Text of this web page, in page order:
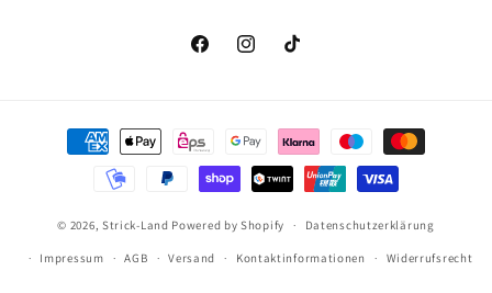
FacebookInstagramTikTok
Zahlungsmethoden
© 2026, Strick-Land Powered by Shopify Datenschutzerklärung
Impressum AGB Versand Kontaktinformationen Widerrufsrecht